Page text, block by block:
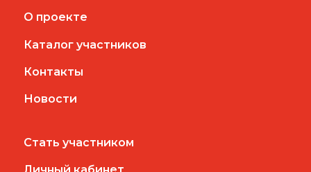
О проекте
Каталог участников
Контакты
Новости
Стать участником